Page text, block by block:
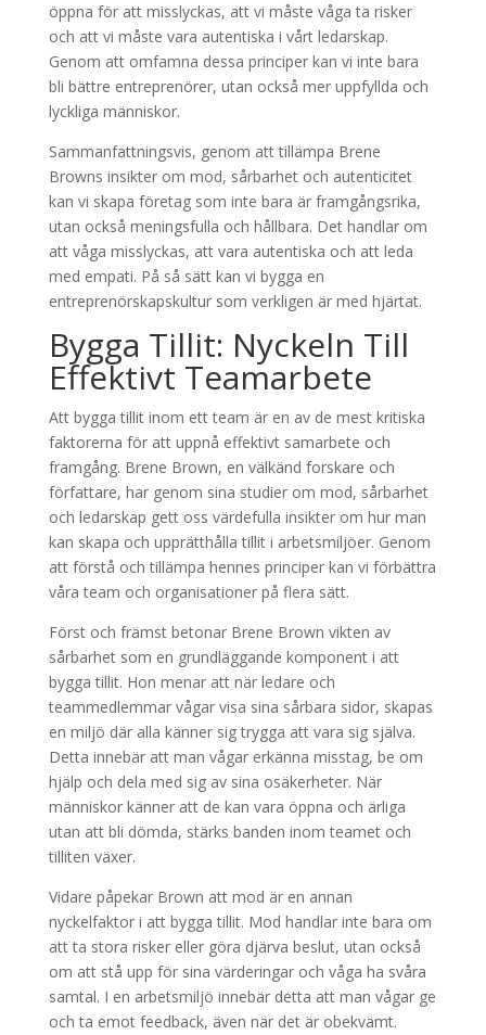
öppna för att misslyckas, att vi måste våga ta risker
och att vi måste vara autentiska i vårt ledarskap.
Genom att omfamna dessa principer kan vi inte bara
bli bättre entreprenörer, utan också mer uppfyllda och
lyckliga människor.
Sammanfattningsvis, genom att tillämpa Brene
Browns insikter om mod, sårbarhet och autenticitet
kan vi skapa företag som inte bara är framgångsrika,
utan också meningsfulla och hållbara. Det handlar om
att våga misslyckas, att vara autentiska och att leda
med empati. På så sätt kan vi bygga en
entreprenörskapskultur som verkligen är med hjärtat.
Bygga Tillit: Nyckeln Till
Effektivt Teamarbete
Att bygga tillit inom ett team är en av de mest kritiska
faktorerna för att uppnå effektivt samarbete och
framgång. Brene Brown, en välkänd forskare och
författare, har genom sina studier om mod, sårbarhet
och ledarskap gett oss värdefulla insikter om hur man
kan skapa och upprätthålla tillit i arbetsmiljöer. Genom
att förstå och tillämpa hennes principer kan vi förbättra
våra team och organisationer på flera sätt.
Först och främst betonar Brene Brown vikten av
sårbarhet som en grundläggande komponent i att
bygga tillit. Hon menar att när ledare och
teammedlemmar vågar visa sina sårbara sidor, skapas
en miljö där alla känner sig trygga att vara sig själva.
Detta innebär att man vågar erkänna misstag, be om
hjälp och dela med sig av sina osäkerheter. När
människor känner att de kan vara öppna och ärliga
utan att bli dömda, stärks banden inom teamet och
tilliten växer.
Vidare påpekar Brown att mod är en annan
nyckelfaktor i att bygga tillit. Mod handlar inte bara om
att ta stora risker eller göra djärva beslut, utan också
om att stå upp för sina värderingar och våga ha svåra
samtal. I en arbetsmiljö innebär detta att man vågar ge
och ta emot feedback, även när det är obekvämt.